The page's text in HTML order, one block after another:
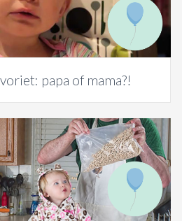
papa of mama?!